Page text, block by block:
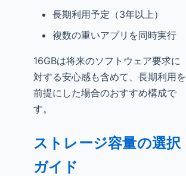
長期利用予定（3年以上）
複数の重いアプリを同時実行
16GBは将来のソフトウェア要求に
対する安心感も含めて、長期利用を
前提にした場合のおすすめ構成で
す。
ストレージ容量の選択
ガイド